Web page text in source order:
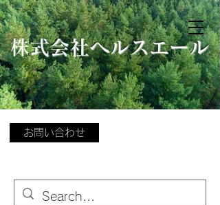
​株式会社ヘルスエール
お問い合わせ